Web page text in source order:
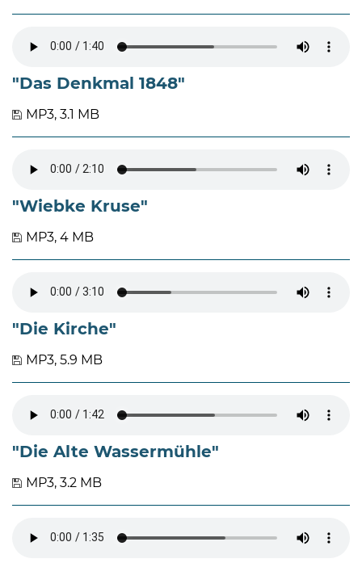
"Das Denkmal 1848"
MP3, 3.1 MB
"Wiebke Kruse"
MP3, 4 MB
"Die Kirche"
MP3, 5.9 MB
"Die Alte Wassermühle"
MP3, 3.2 MB